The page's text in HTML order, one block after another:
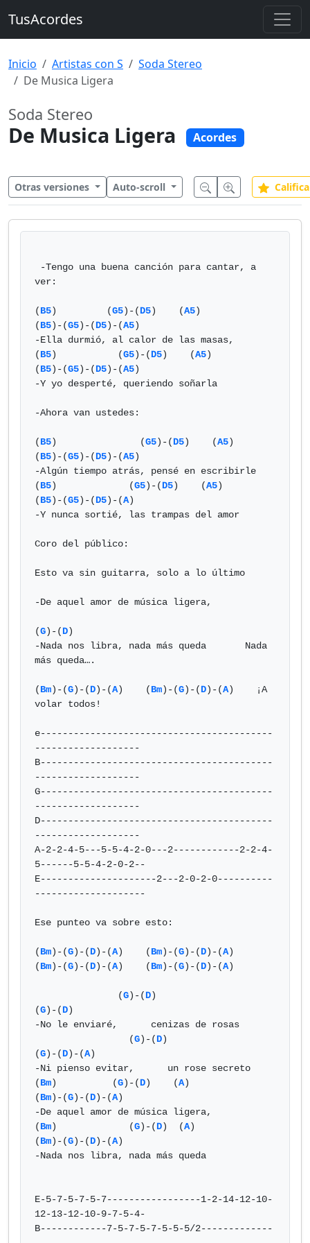
TusAcordes
Inicio Artistas con S
Soda Stereo
De Musica Ligera
Soda Stereo
De Musica Ligera Acordes
Otras versiones Auto-scroll
ver:
(B5)         (G5)-(D5)    (A5)
(B5)-(G5)-(D5)-(A5)
-Ella durmió, al calor de las masas,
(B5)           (G5)-(D5)    (A5)
(B5)-(G5)-(D5)-(A5)
-Y yo desperté, queriendo soñarla
-Ahora van ustedes:
(B5)               (G5)-(D5)    (A5)
(B5)-(G5)-(D5)-(A5)
-Algún tiempo atrás, pensé en escribirle
(B5)             (G5)-(D5)    (A5)
(B5)-(G5)-(D5)-(A)
-Y nunca sortié, las trampas del amor
Coro del público:
Esto va sin guitarra, solo a lo último
-De aquel amor de música ligera,
(G)-(D)
-Nada nos libra, nada más queda       Nada
más queda….
(Bm)-(G)-(D)-(A)    (Bm)-(G)-(D)-(A)    ¡A
volar todos!
e------------------------------------------
-------------------
B------------------------------------------
-------------------
G------------------------------------------
-------------------
D------------------------------------------
-------------------
A-2-2-4-5---5-5-4-2-0---2------------2-2-4-
5------5-5-4-2-0-2--
E---------------------2---2-0-2-0----------
--------------------
Ese punteo va sobre esto:
(Bm)-(G)-(D)-(A)    (Bm)-(G)-(D)-(A)
(Bm)-(G)-(D)-(A)    (Bm)-(G)-(D)-(A)
               (
G)-(D)
(G)-(D)
-No le enviaré,      cenizas de rosas
                 (
G)-(D)
(G)-(D)-(A)
-Ni pienso evitar,      un rose secreto
(Bm)          (G)-(D)    (A)
(Bm)-(G)-(D)-(A)
-De aquel amor de música ligera,
(Bm)             (G)-(D)  (A)
(Bm)-(G)-(D)-(A)
-Nada nos libra, nada más queda
E-5-7-5-7-5-7-----------------1-2-14-12-10-
12-13-12-10-9-7-5-4-
B------------7-5-7-5-7-5-5-5/2-------------